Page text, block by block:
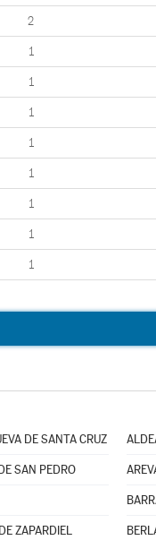
2
1
1
1
1
1
1
1
1
DE SANTA CRUZ
SAN PEDRO
ZAPARDIEL